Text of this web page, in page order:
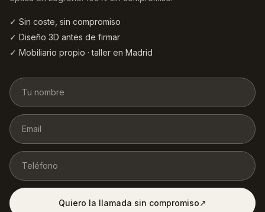
✓ Sin coste, sin compromiso
✓ Diseño 3D antes de firmar
✓ Mobiliario propio · taller en Madrid
Quiero la llamada sin compromiso↗︎